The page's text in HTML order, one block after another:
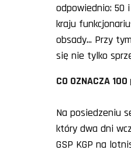
odpowiednio: 50
kraju
obsady... Przy
się nie tylko
CO OZNACZA
Na posiedzeniu
który dwa dni
GSP KGP na